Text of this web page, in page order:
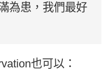
為患，我們最好
也可以：